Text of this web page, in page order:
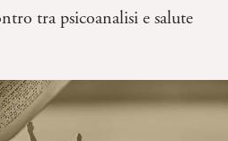
tra psicoanalisi e salute